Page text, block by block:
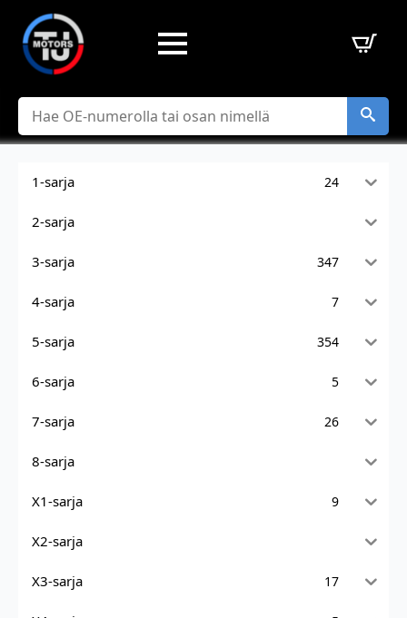
Hae
1-sarja 24
2-sarja
3-sarja 347
4-sarja 7
5-sarja 354
6-sarja 5
7-sarja 26
8-sarja
X1-sarja 9
X2-sarja
X3-sarja 17